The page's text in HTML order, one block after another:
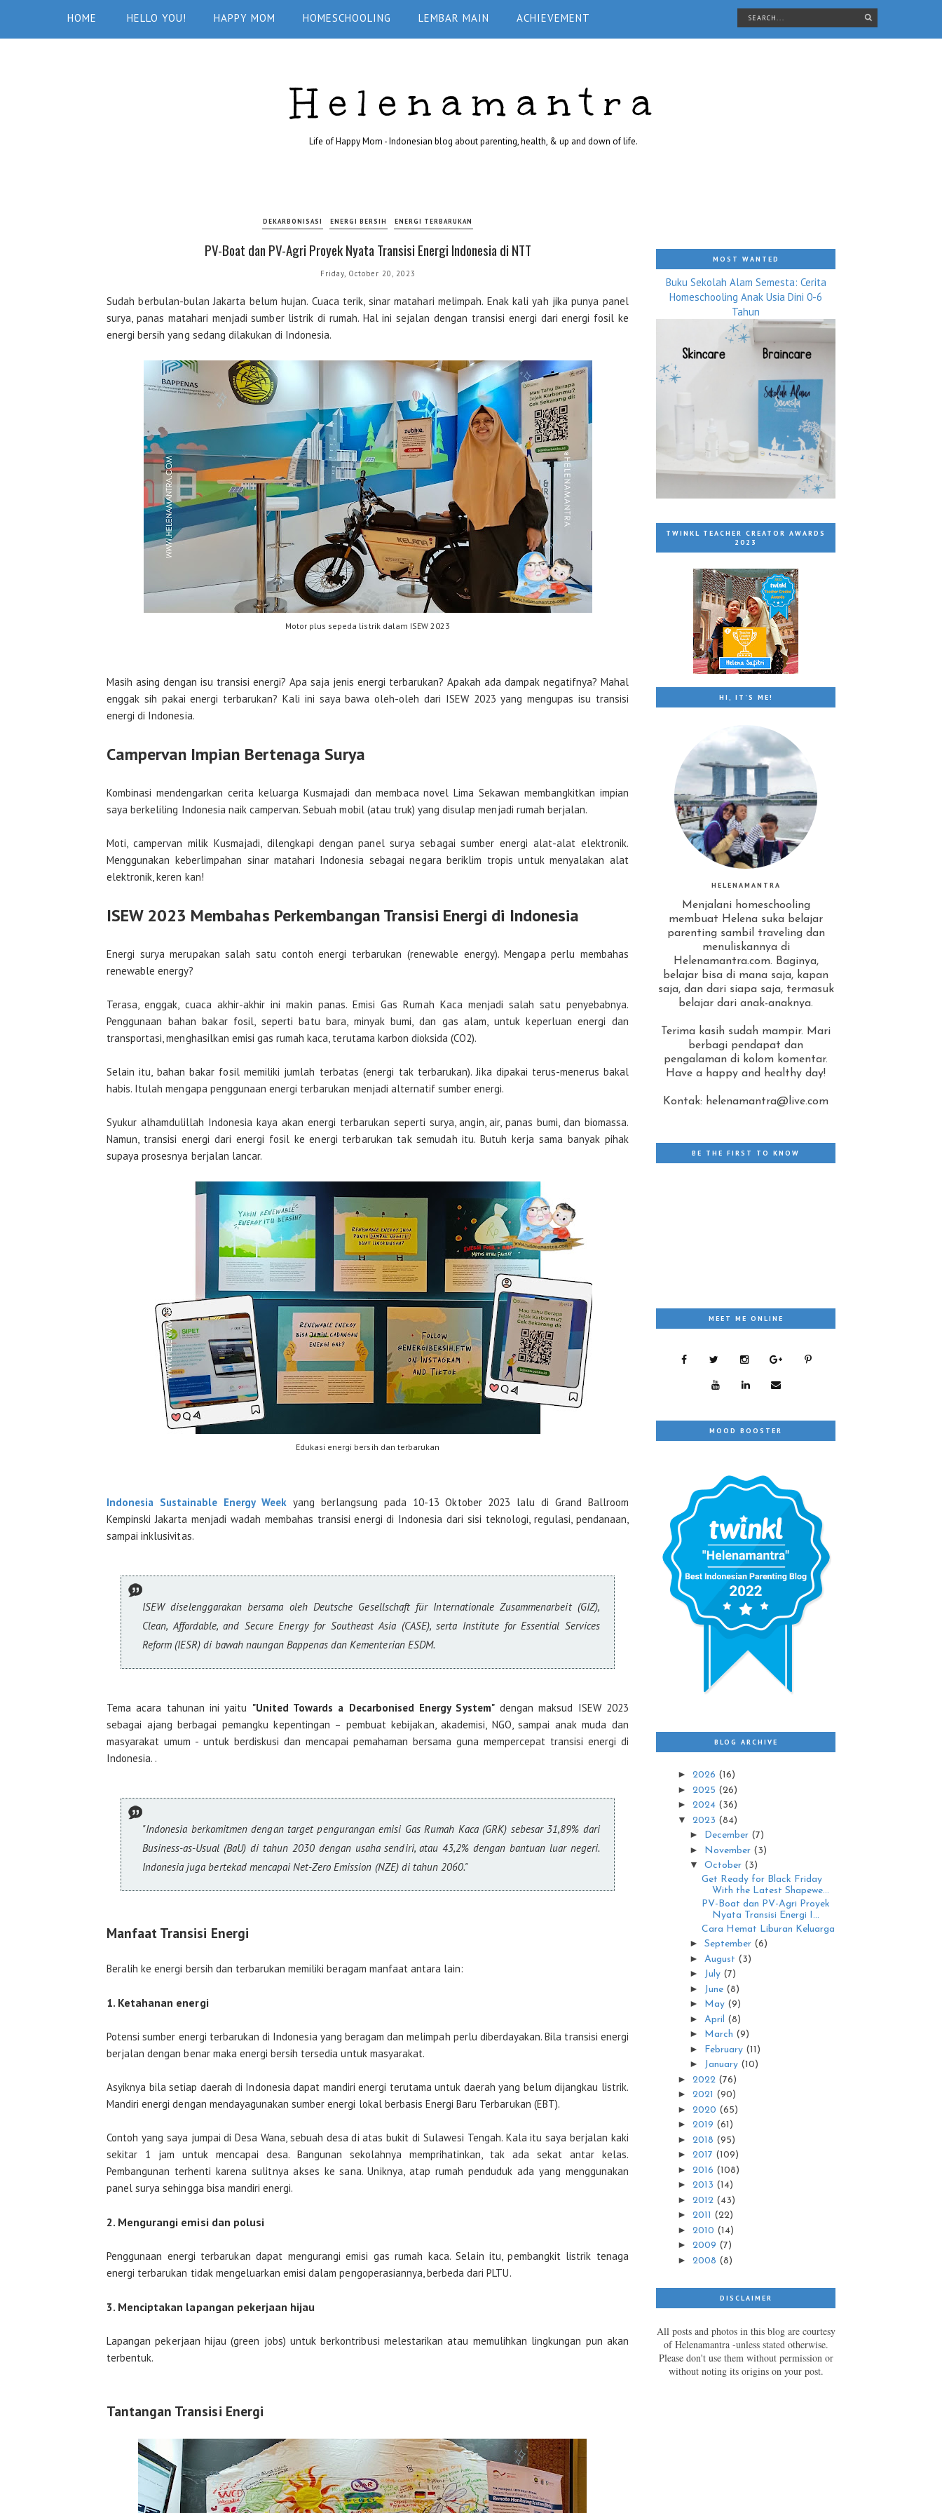
HOME HELLO YOU! HAPPY MOM HOMESCHOOLING LEMBAR MAIN ACHIEVEMENT
Helenamantra
Life of Happy Mom - Indonesian blog about parenting, health, & up and down of life.
DEKARBONISASI ENERGI BERSIH ENERGI TERBARUKAN
PV-Boat dan PV-Agri Proyek Nyata Transisi Energi Indonesia di NTT
Friday, October 20, 2023
Sudah berbulan-bulan Jakarta belum hujan. Cuaca terik, sinar matahari melimpah. Enak kali yah jika punya panel
surya, panas matahari menjadi sumber listrik di rumah. Hal ini sejalan dengan transisi energi dari energi fosil ke
energi bersih yang sedang dilakukan di Indonesia.
Motor plus sepeda listrik dalam ISEW 2023
Masih asing dengan isu transisi energi? Apa saja jenis energi terbarukan? Apakah ada dampak negatifnya? Mahal
enggak sih pakai energi terbarukan? Kali ini saya bawa oleh-oleh dari ISEW 2023 yang mengupas isu transisi
energi di Indonesia.
Campervan Impian Bertenaga Surya
Kombinasi mendengarkan cerita keluarga Kusmajadi dan membaca novel Lima Sekawan membangkitkan impian
saya berkeliling Indonesia naik campervan. Sebuah mobil (atau truk) yang disulap menjadi rumah berjalan.
Moti, campervan milik Kusmajadi, dilengkapi dengan panel surya sebagai sumber energi alat-alat elektronik.
Menggunakan keberlimpahan sinar matahari Indonesia sebagai negara beriklim tropis untuk menyalakan alat
elektronik, keren kan!
ISEW 2023 Membahas Perkembangan Transisi Energi di Indonesia
Energi surya merupakan salah satu contoh energi terbarukan (renewable energy). Mengapa perlu membahas
renewable energy?
Terasa, enggak, cuaca akhir-akhir ini makin panas. Emisi Gas Rumah Kaca menjadi salah satu penyebabnya.
Penggunaan bahan bakar fosil, seperti batu bara, minyak bumi, dan gas alam, untuk keperluan energi dan
transportasi, menghasilkan emisi gas rumah kaca, terutama karbon dioksida (CO2).
Selain itu, bahan bakar fosil memiliki jumlah terbatas (energi tak terbarukan). Jika dipakai terus-menerus bakal
habis. Itulah mengapa penggunaan energi terbarukan menjadi alternatif sumber energi.
Syukur alhamdulillah Indonesia kaya akan energi terbarukan seperti surya, angin, air, panas bumi, dan biomassa.
Namun, transisi energi dari energi fosil ke energi terbarukan tak semudah itu. Butuh kerja sama banyak pihak
supaya prosesnya berjalan lancar.
Edukasi energi bersih dan terbarukan
Indonesia Sustainable Energy Week yang berlangsung pada 10-13 Oktober 2023 lalu di Grand Ballroom
Kempinski Jakarta menjadi wadah membahas transisi energi di Indonesia dari sisi teknologi, regulasi, pendanaan,
sampai inklusivitas.
ISEW diselenggarakan bersama oleh Deutsche Gesellschaft für Internationale Zusammenarbeit (GIZ),
Clean, Affordable, and Secure Energy for Southeast Asia (CASE), serta Institute for Essential Services
Reform (IESR) di bawah naungan Bappenas dan Kementerian ESDM.
Tema acara tahunan ini yaitu "United Towards a Decarbonised Energy System"dengan maksud ISEW 2023
sebagai ajang berbagai pemangku kepentingan – pembuat kebijakan, akademisi, NGO, sampai anak muda dan
masyarakat umum - untuk berdiskusi dan mencapai pemahaman bersama guna mempercepat transisi energi di
Indonesia. .
"Indonesia berkomitmen dengan target pengurangan emisi Gas Rumah Kaca (GRK) sebesar 31,89% dari
Business-as-Usual (BaU) di tahun 2030 dengan usaha sendiri, atau 43,2% dengan bantuan luar negeri.
Indonesia juga bertekad mencapai Net-Zero Emission (NZE) di tahun 2060."
Manfaat Transisi Energi
Beralih ke energi bersih dan terbarukan memiliki beragam manfaat antara lain:
1. Ketahanan energi
Potensi sumber energi terbarukan di Indonesia yang beragam dan melimpah perlu diberdayakan. Bila transisi energi
berjalan dengan benar maka energi bersih tersedia untuk masyarakat.
Asyiknya bila setiap daerah di Indonesia dapat mandiri energi terutama untuk daerah yang belum dijangkau listrik.
Mandiri energi dengan mendayagunakan sumber energi lokal berbasis Energi Baru Terbarukan (EBT).
Contoh yang saya jumpai di Desa Wana, sebuah desa di atas bukit di Sulawesi Tengah. Kala itu saya berjalan kaki
sekitar 1 jam untuk mencapai desa. Bangunan sekolahnya memprihatinkan, tak ada sekat antar kelas.
Pembangunan terhenti karena sulitnya akses ke sana. Uniknya, atap rumah penduduk ada yang menggunakan
panel surya sehingga bisa mandiri energi.
2. Mengurangi emisi dan polusi
Penggunaan energi terbarukan dapat mengurangi emisi gas rumah kaca. Selain itu, pembangkit listrik tenaga
energi terbarukan tidak mengeluarkan emisi dalam pengoperasiannya, berbeda dari PLTU.
3. Menciptakan lapangan pekerjaan hijau
Lapangan pekerjaan hijau (green jobs) untuk berkontribusi melestarikan atau memulihkan lingkungan pun akan
terbentuk.
Tantangan Transisi Energi
MOST WANTED
Buku Sekolah Alam Semesta: Cerita
Homeschooling Anak Usia Dini 0-6
Tahun
TWINKL TEACHER CREATOR AWARDS
2023
HI, IT'S ME!
HELENAMANTRA
Menjalani homeschooling
membuat Helena suka belajar
parenting sambil traveling dan
menuliskannya di
Helenamantra.com. Baginya,
belajar bisa di mana saja, kapan
saja, dan dari siapa saja, termasuk
belajar dari anak-anaknya.
Terima kasih sudah mampir. Mari
berbagi pendapat dan
pengalaman di kolom komentar.
Have a happy and healthy day!
Kontak: helenamantra@live.com
BE THE FIRST TO KNOW
MEET ME ONLINE
MOOD BOOSTER
BLOG ARCHIVE
► 2026 (16)
► 2025 (26)
► 2024 (36)
▼ 2023 (84)
► December (7)
► November (3)
▼ October (3)
Get Ready for Black Friday
With the Latest Shapewe...
PV-Boat dan PV-Agri Proyek
Nyata Transisi Energi I...
Cara Hemat Liburan Keluarga
► September (6)
► August (3)
► July (7)
► June (8)
► May (9)
► April (8)
► March (9)
► February (11)
► January (10)
► 2022 (76)
► 2021 (90)
► 2020 (65)
► 2019 (61)
► 2018 (95)
► 2017 (109)
► 2016 (108)
► 2013 (14)
► 2012 (43)
► 2011 (22)
► 2010 (14)
► 2009 (7)
► 2008 (8)
DISCLAIMER
All posts and photos in this blog are courtesy
of Helenamantra -unless stated otherwise.
Please don't use them without permission or
without noting its origins on your post.